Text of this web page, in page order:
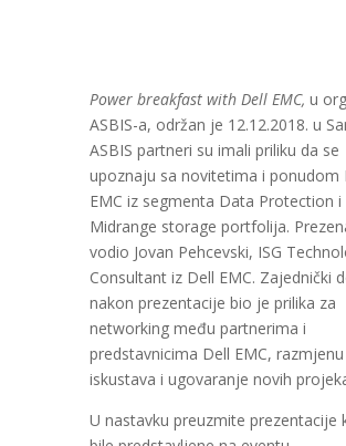
Power breakfast with Dell EMC, u
ASBIS-a, održan je 12.12.2018. u
ASBIS partneri su imali priliku da se
upoznaju sa novitetima i ponudom
EMC iz segmenta Data Protection i
Midrange storage portfolija.
vodio Jovan Pehcevski, ISG
Consultant iz Dell EMC. Zajednički
nakon prezentacije bio je prilika za
networking među partnerima i
predstavnicima Dell EMC, razmjenu
iskustava i ugovaranje novih
U nastavku preuzmite prezentacije